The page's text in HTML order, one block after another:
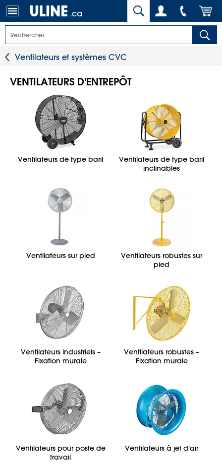
.ca
Ventilateurs et systèmes CVC
VENTILATEURS D'ENTREPÔT
Ventilateurs de type baril
Ventilateurs de type baril
inclinables
Ventilateurs sur pied
Ventilateurs robustes sur
pied
Ventilateurs industriels –
Fixation murale
Ventilateurs robustes –
Fixation murale
Ventilateurs pour poste de
travail
Ventilateurs à jet d'air